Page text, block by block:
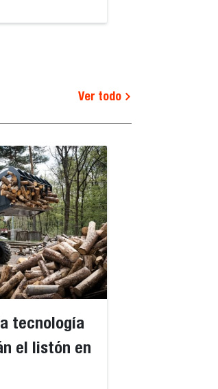
Ver todo
tecnología
el listón en